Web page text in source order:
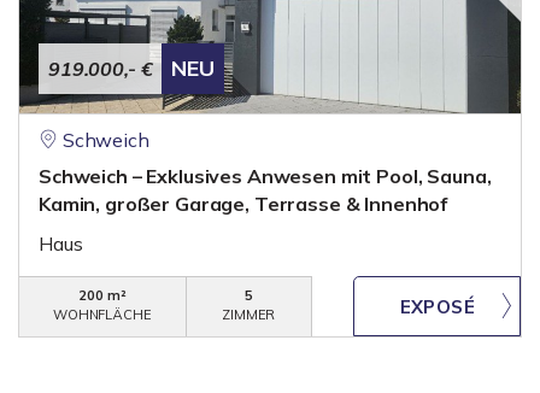
919.000,- € NEU
Schweich
Schweich – Exklusives Anwesen mit Pool, Sauna,
Kamin, großer Garage, Terrasse & Innenhof
Haus
200 m²
WOHNFLÄCHE
5
ZIMMER